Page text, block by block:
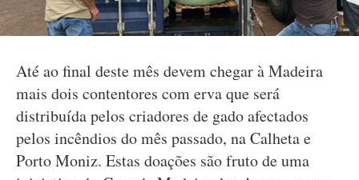
Até ao final deste mês devem chegar à Madeira
mais dois contentores com erva que será
distribuída pelos criadores de gado afectados
pelos incêndios do mês passado, na Calheta e
Porto Moniz. Estas doações são fruto de uma